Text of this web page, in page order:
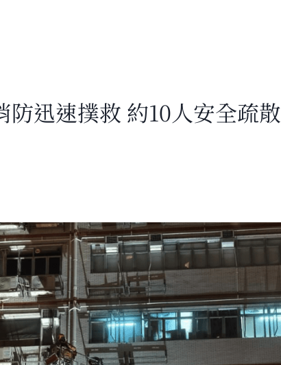
迅速撲救 約10人安全疏散